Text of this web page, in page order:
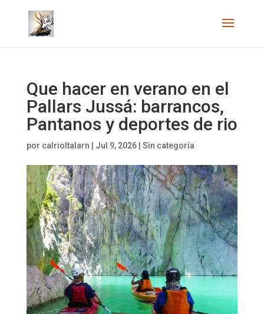
Que hacer en verano en el
Pallars Jussá: barrancos,
Pantanos y deportes de rio
por calrioltalarn Jul 9, 2026| Sin categoría